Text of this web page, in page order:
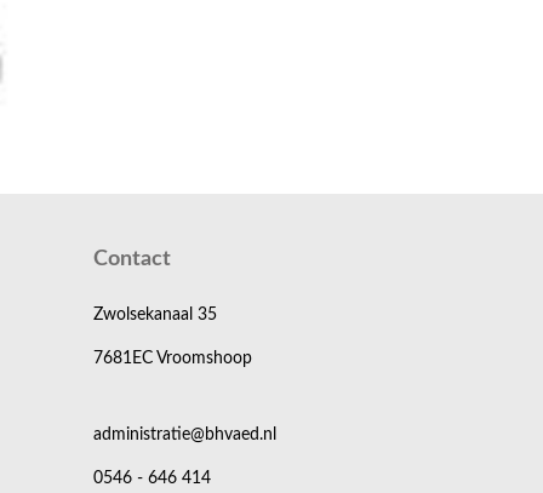
Contact
Zwolsekanaal 35
7681EC Vroomshoop
administratie@bhvaed.nl
0546 - 646 414